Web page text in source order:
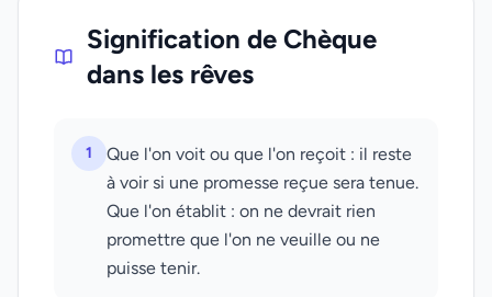
Signification de Chèque
dans les rêves
1
Que l'on voit ou que l'on reçoit : il reste
à voir si une promesse reçue sera tenue.
Que l'on établit : on ne devrait rien
promettre que l'on ne veuille ou ne
puisse tenir.